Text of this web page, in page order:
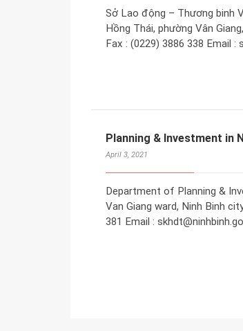
Sở Lao động – Thương binh
Hồng Thái, phường Vân
Fax : (0229) 3886 338 Email :
Planning & Investment in
April 3, 2021
Department of Planning &
Van Giang ward, Ninh Binh
381 Email :